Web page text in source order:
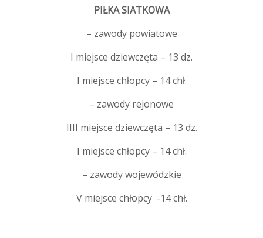
PIŁKA SIATKOWA
– zawody powiatowe
I miejsce dziewczęta – 13 dz.
I miejsce chłopcy – 14 chł.
– zawody rejonowe
IIII miejsce dziewczęta – 13 dz.
I miejsce chłopcy – 14 chł.
– zawody wojewódzkie
V miejsce chłopcy -14 chł.